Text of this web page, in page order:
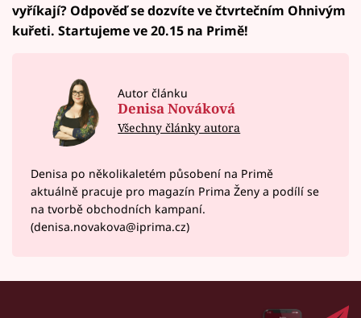
vyříkají? Odpověď se dozvíte ve čtvrtečním Ohnivým
kuřeti. Startujeme ve 20.15 na Primě!
Autor článku
Denisa Nováková
Všechny články autora
Denisa po několikaletém působení na Primě
aktuálně pracuje pro magazín Prima Ženy a podílí se
na tvorbě obchodních kampaní.
(denisa.novakova@iprima.cz)